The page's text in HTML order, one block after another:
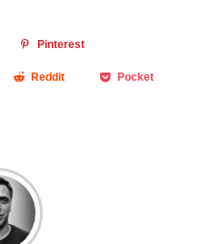
Pinterest
Reddit Pocket